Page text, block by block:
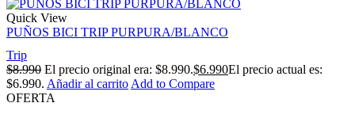
Quick View
PUÑOS BICI TRIP PURPURA/BLANCO
Trip
$8.990 El precio original era: $8.990.$6.990El precio actual es:
$6.990. Añadir al carrito Add to Compare
OFERTA